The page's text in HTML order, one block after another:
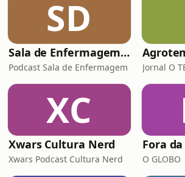
da Flotilha Global Sumud e no
sequestro de ativistas de
países, i
SD
Sala de Enfermagem - Podcast do Coren-SP
Podcast Sala de Enfermagem Jornal O
XC
Xwars Cultura Nerd
Xwars Podcast Cultura Nerd
Fora
O GLOBO